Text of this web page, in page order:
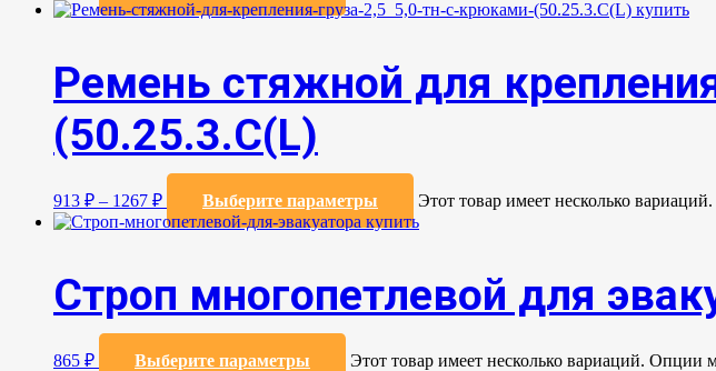
Ремень стяжной для
(50.25.3.C(L)
913 ₽ – 1267 ₽ Выберите параметры Этот товар имеет несколько
Строп многопетлевой для
865 ₽ Выберите параметры Этот товар имеет несколько вариаций. Опции